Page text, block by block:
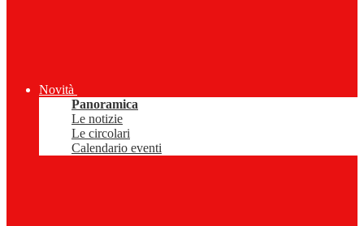
Novità
Panoramica
Le notizie
Le circolari
Calendario eventi